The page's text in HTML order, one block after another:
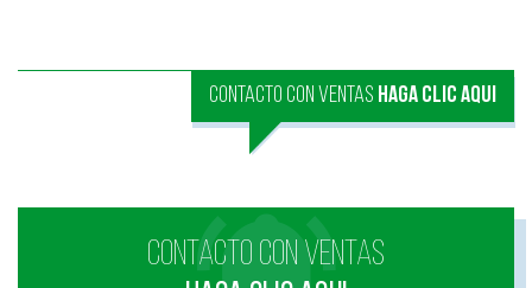
CONTACTO CON VENTAS HAGA CLIC AQUI
CONTACTO CON VENTAS